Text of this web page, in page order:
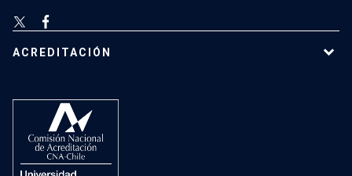
ACREDITACIÓN